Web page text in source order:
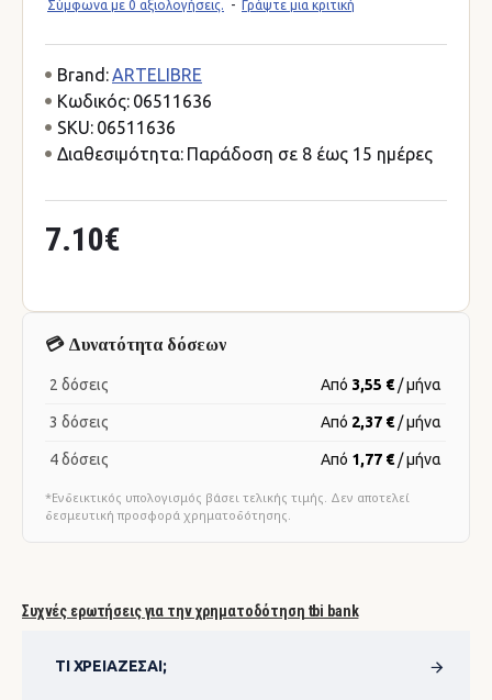
Σύμφωνα με 0 αξιολογήσεις. - Γράψτε μια κριτική
7.10€
Brand:ARTELIBRE
Κωδικός: 06511636
SKU: 06511636
Διαθεσιμότητα: Παράδοση σε 8 έως 15 ημέρες
Συχνές ερωτήσεις για την χρηματοδότηση tbi bank
ΤΙ ΧΡΕΙΆΖΕΣΑΙ;
💳 Δυνατότητα δόσεων
2 δόσεις Από 3,55 € / μήνα
3 δόσεις Από 2,37 € / μήνα
4 δόσεις Από 1,77 € / μήνα
*Ενδεικτικός υπολογισμός βάσει τελικής τιμής. Δεν αποτελεί
δεσμευτική προσφορά χρηματοδότησης.